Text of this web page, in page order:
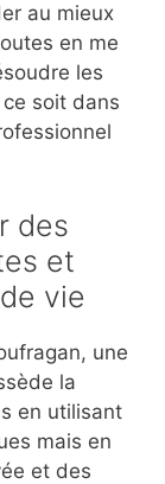
au mieux
en me
les
soit dans
des
et
vie
une
la
en utilisant
mais en
et des